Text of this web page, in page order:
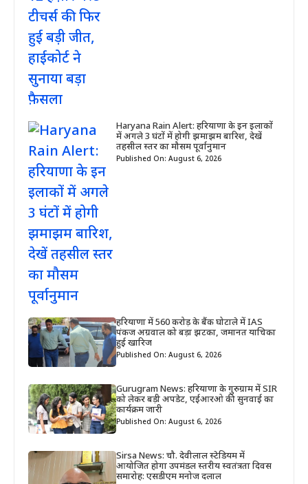
Haryana Rain Alert: हरियाणा के इन इलाकों
में अगले 3 घंटों में होगी झमाझम बारिश, देखें
तहसील स्तर का मौसम पूर्वानुमान
Published On: August 6, 2026
हरियाणा में 560 करोड़ के बैंक घोटाले में IAS
पंकज अग्रवाल को बड़ा झटका, जमानत याचिका
हुई खारिज
Published On: August 6, 2026
Gurugram News: हरियाणा के गुरुग्राम में SIR
को लेकर बड़ी अपडेट, एईआरओ की सुनवाई का
कार्यक्रम जारी
Published On: August 6, 2026
Sirsa News: चौ. देवीलाल स्टेडियम में
आयोजित होगा उपमंडल स्तरीय स्वतंत्रता दिवस
समारोह: एसडीएम मनोज दलाल